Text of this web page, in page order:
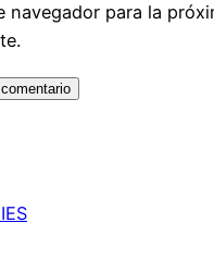
navegador para la